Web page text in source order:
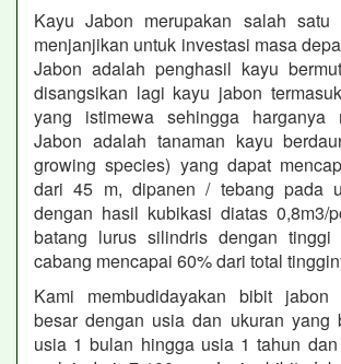
Kayu Jabon merupakan salah satu
menjanjikan untuk investasi masa
Jabon adalah penghasil kayu
disangsikan lagi kayu jabon
yang istimewa sehingga harganya
Jabon adalah tanaman kayu
growing species) yang dapat
dari 45 m, dipanen / tebang pada
dengan hasil kubikasi diatas 0,8m3/
batang lurus silindris dengan tinggi
cabang mencapai 60% dari total
Kami membudidayakan bibit jabon
besar dengan usia dan ukuran yang
usia 1 bulan hingga usia 1 tahun